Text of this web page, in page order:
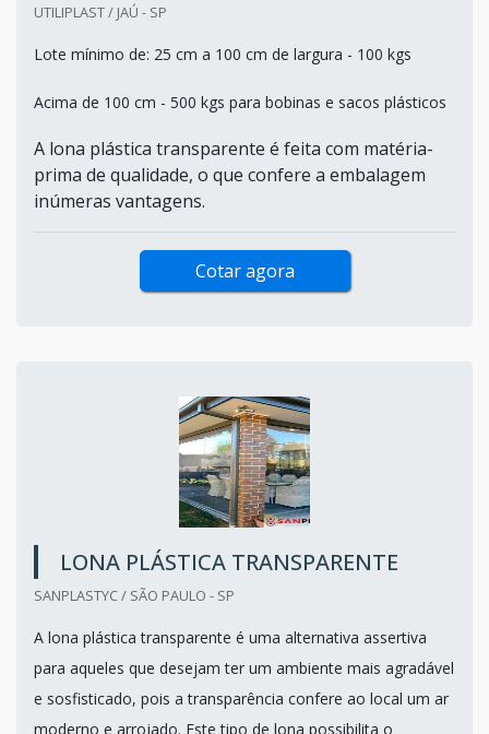
UTILIPLAST / JAÚ - SP
Lote mínimo de: 25 cm a 100 cm de largura - 100 kgs
Acima de 100 cm - 500 kgs para bobinas e sacos plásticos
A lona plástica transparente é feita com matéria-
prima de qualidade, o que confere a embalagem
inúmeras vantagens.
Cotar agora
LONA PLÁSTICA TRANSPARENTE
SANPLASTYC / SÃO PAULO - SP
A lona plástica transparente é uma alternativa assertiva
para aqueles que desejam ter um ambiente mais agradável
e sosfisticado, pois a transparência confere ao local um ar
moderno e arrojado. Este tipo de lona possibilita o